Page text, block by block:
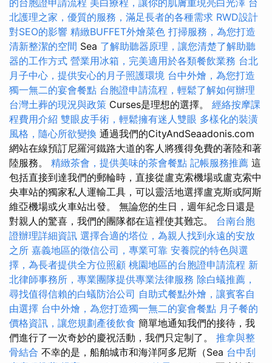
的台胞證申請流程 美白療程，讓你的肌膚重現亮白光澤 台
北護理之家，優質的服務，滿足長者的各種需求 RWD設計
對SEO的影響 精緻BUFFET外燴菜色 打掃服務，為您打造
清新整潔的空間 Sea 了解助聽器原理，讓您清楚了解助聽
器的工作方式 營業用冰箱，完美適用於各類餐飲業務 台北
月子中心，提供安心的月子照護環境 台中外燴，為您打造
獨一無二的宴會餐點 台胞證申請流程，輕鬆了解如何辦理
台灣土葬的現況與政策 Curses是理想的選擇。 經絡按摩課
程費用介紹 雙眼皮手術，輕鬆擁有迷人雙眼 多樣化的裝潢
風格，隨心所欲變換 通過我們的CityAndSeaadonis.com
網站在線預訂尼羅河鐵路大道的客人將獲得免費的著陸和著
陸服務。 精緻茶會，提供美味的茶會餐點 記帳服務推薦 這
包括直接到達我們的郵輪時，直接從盧克索機場或盧克索中
央車站的獨家私人運輸工具，可以靈活地選擇盧克斯或阿斯
維亞機場或火車站出發。 無論您的生日，週年紀念日還是
對親人的驚喜，我們的團隊都在這裡使其難忘。 台南台胞
證辦理詳細資訊 選擇合適的塔位，為親人找到永遠的安放
之所 嘉義地區的徵信公司，專業可靠 安養院的特色與選
擇，為長者提供全方位照顧 桃園地區的台胞證申請流程 新
北律師事務所，專業團隊提供專業法律服務 除白蟻推薦，
尋找值得信賴的白蟻防治公司 自助式餐點外燴，讓賓客自
由選擇 台中外燴，為您打造獨一無二的宴會餐點 月子餐的
價格資訊，讓您規劃產後飲食 簡單地通知我們的接待，我
們進行了一次奇妙的慶祝活動，我們只定制了。 推拿與整
骨結合 不幸的是，船舶城市和海洋阿多尼斯（Sea 台中刮